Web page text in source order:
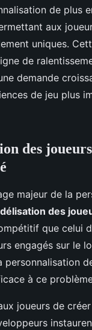
de plus
aux
uniques.
de
demande
de jeu plus
des
majeur de la
des
que celui
engagés sur le
personnalisation
à ce
joueurs de